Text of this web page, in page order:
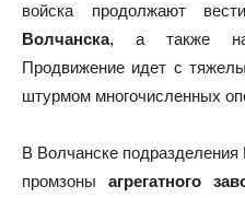
войска продолжают
Волчанска, а также
Продвижение идет с
штурмом многочисленных
В Волчанске
промзоныагрегатного